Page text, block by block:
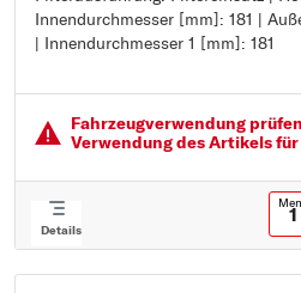
Innendurchmesser [mm]: 181 |
| Innendurchmesser 1 [mm]: 181
Höhe [mm]: 95
Innendurchmesser [mm]: 181
Innendurchmesser 1 [mm]: 181
Fahrzeugver­wendung
Verwendung des Artikels
Details